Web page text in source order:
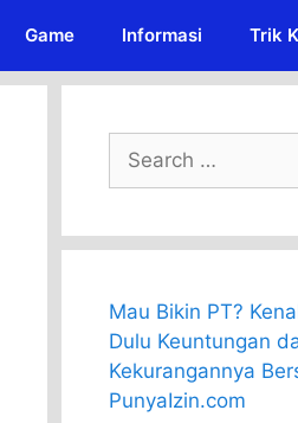
Game Informasi Trik
Search
for:
Mau Bikin PT?
Dulu Keuntungan
Kekurangannya
PunyaIzin.com